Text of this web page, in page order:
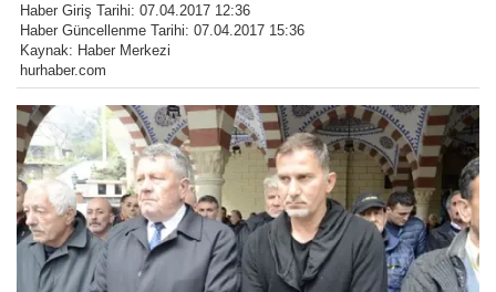
Haber Giriş Tarihi: 07.04.2017 12:36
Haber Güncellenme Tarihi: 07.04.2017 15:36
Kaynak: Haber Merkezi
hurhaber.com